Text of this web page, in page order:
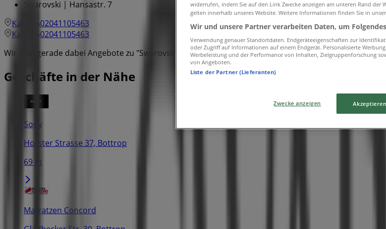
Swarovski | Hansastr. 7
Karte
02041105463
Karte
02041105463
Wir sind gerade dabei Angebote zu "Swarovski" zu veröffentlichen
Geschäfte in der Nähe
Sony
Horster Strasse 37, Bottrop
69 m
Matratzen Concord
widerrufen, indem Sie auf den Link Zwecke anzeigen am unteren Rand der
gelten innerhalb unseres Website. Weitere Informationen finden Sie in
Wir und unsere Partner verarbeiten Daten, um
Verwendung genauer Standortdaten. Endgeräteeigenschaften zur
oder Zugriff auf Informationen auf einem Endgerät. Personalisierte
Werbeleistung und der Performance von Inhalten, Zielgruppenforschung
von Angeboten.
Liste der Partner (Lieferanten)
Zwecke anzeigen Akzeptieren